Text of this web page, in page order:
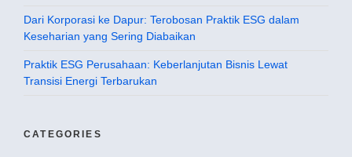
Dari Korporasi ke Dapur: Terobosan Praktik ESG dalam
Keseharian yang Sering Diabaikan
Praktik ESG Perusahaan: Keberlanjutan Bisnis Lewat
Transisi Energi Terbarukan
CATEGORIES